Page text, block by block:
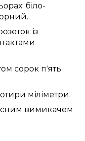
біло-
із
сорок п'ять
міліметри.
вимикачем